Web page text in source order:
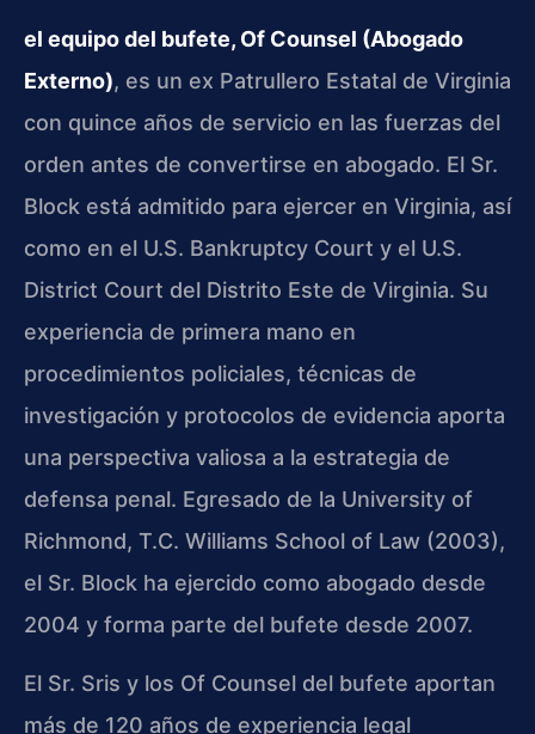
el equipo del bufete, Of Counsel (Abogado
Externo), es un ex Patrullero Estatal de Virginia
con quince años de servicio en las fuerzas del
orden antes de convertirse en abogado. El Sr.
Block está admitido para ejercer en Virginia, así
como en el U.S. Bankruptcy Court y el U.S.
District Court del Distrito Este de Virginia. Su
experiencia de primera mano en
procedimientos policiales, técnicas de
investigación y protocolos de evidencia aporta
una perspectiva valiosa a la estrategia de
defensa penal. Egresado de la University of
Richmond, T.C. Williams School of Law (2003),
el Sr. Block ha ejercido como abogado desde
2004 y forma parte del bufete desde 2007.
El Sr. Sris y los Of Counsel del bufete aportan
más de 120 años de experiencia legal